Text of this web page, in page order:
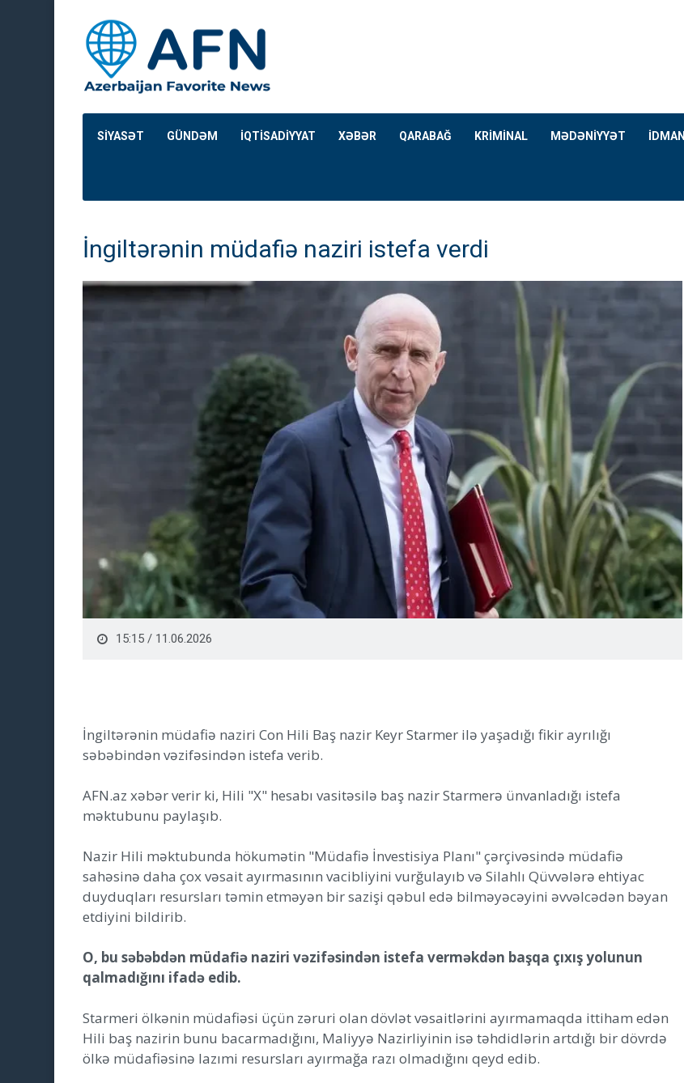
SİYASƏT GÜNDƏM İQTİSADİYYAT XƏBƏR QARABAĞ KRİMİNAL MƏDƏNİYYƏT İDMAN
İngiltərənin müdafiə naziri istefa verdi
15:15 / 11.06.2026
İngiltərənin müdafiə naziri Con Hili Baş nazir Keyr Starmer ilə yaşadığı fikir ayrılığı
səbəbindən vəzifəsindən istefa verib.
AFN.az xəbər verir ki, Hili "X" hesabı vasitəsilə baş nazir Starmerə ünvanladığı istefa
məktubunu paylaşıb.
Nazir Hili məktubunda hökumətin "Müdafiə İnvestisiya Planı" çərçivəsində müdafiə
sahəsinə daha çox vəsait ayırmasının vacibliyini vurğulayıb və Silahlı Qüvvələrə ehtiyac
duyduqları resursları təmin etməyən bir sazişi qəbul edə bilməyəcəyini əvvəlcədən bəyan
etdiyini bildirib.
O, bu səbəbdən müdafiə naziri vəzifəsindən istefa verməkdən başqa çıxış yolunun
qalmadığını ifadə edib.
Starmeri ölkənin müdafiəsi üçün zəruri olan dövlət vəsaitlərini ayırmamaqda ittiham edən
Hili baş nazirin bunu bacarmadığını, Maliyyə Nazirliyinin isə təhdidlərin artdığı bir dövrdə
ölkə müdafiəsinə lazımi resursları ayırmağa razı olmadığını qeyd edib.